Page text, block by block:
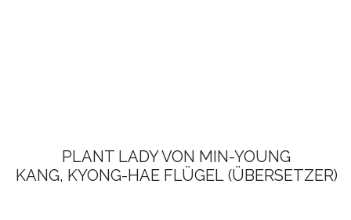
PLANT LADY VON MIN-YOUNG
KANG, KYONG-HAE FLÜGEL (ÜBERSETZER)